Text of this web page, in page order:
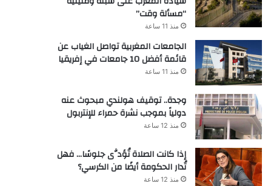
“مسألة وقت”
منذ 11 ساعة
الجامعات المغربية تواصل الغياب عن
قائمة أفضل 10 جامعات في إفريقيا
منذ 11 ساعة
وجدة.. توقيف هولندي مبحوث عنه
دولياً بموجب نشرة حمراء للإنتربول
منذ 12 ساعة
إذا كانت الصلاة تُؤدَّى جلوسًا… فهل
تُدار الحكومة أيضًا من الكرسي؟
منذ 12 ساعة